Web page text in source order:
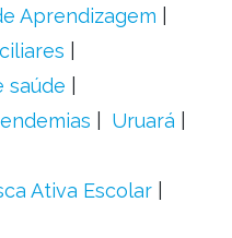
Aprendizagem
saúde
Uruará
Ativa Escolar